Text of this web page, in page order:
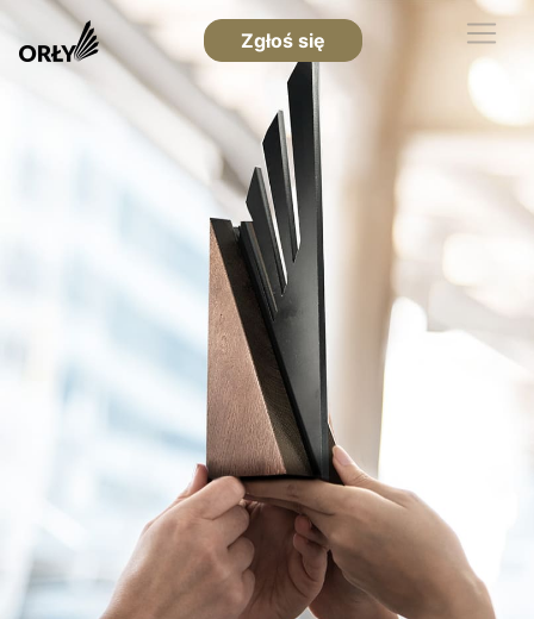
Zgłoś się